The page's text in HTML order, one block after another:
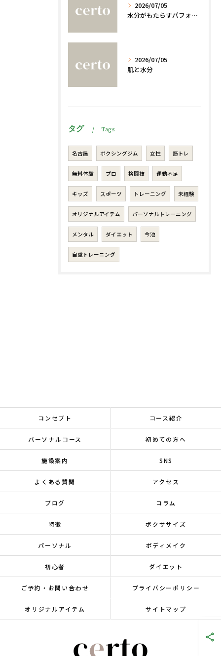
2026/07/05
水分がもたらすパフォーマンスへの影響
2026/07/05
肌と水分
タグ Tags
名古屋 ボクシングジム 女性 筋トレ
無料体験 プロ 格闘技 運動不足
キッズ スポーツ トレーニング 未経験
オリジナルアイテム パーソナルトレーニング
メンタル ダイエット 今池
自重トレーニング
コンセプト コース紹介
パーソナルコース 初めての方へ
施設案内 SNS
よくある質問 アクセス
ブログ コラム
特徴 ボクササイズ
パーソナル ボディメイク
初心者 ダイエット
ご予約・お問い合わせ プライバシーポリシー
オリジナルアイテム サイトマップ